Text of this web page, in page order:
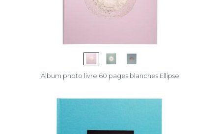
Album photo livre 60 pages blanches Ellipse